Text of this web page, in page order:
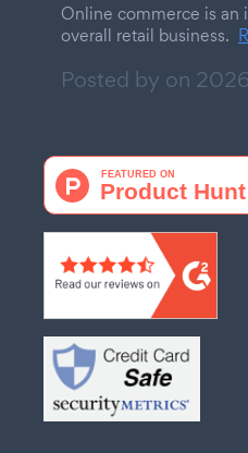
Online commerce is an
overall retail business.
Posted by on